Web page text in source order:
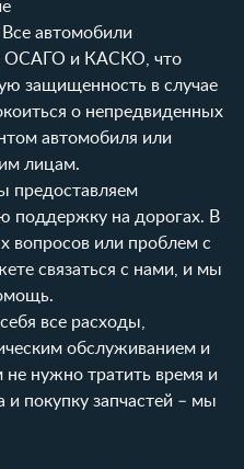
Все автомобили
ОСАГО и КАСКО, что
защищенность в случае
о непредвиденных
автомобиля или
лицам.
предоставляем
поддержку на дорогах. В
вопросов или проблем с
связаться с нами, и мы
все расходы,
обслуживанием и
нужно тратить время и
и покупку запчастей – мы